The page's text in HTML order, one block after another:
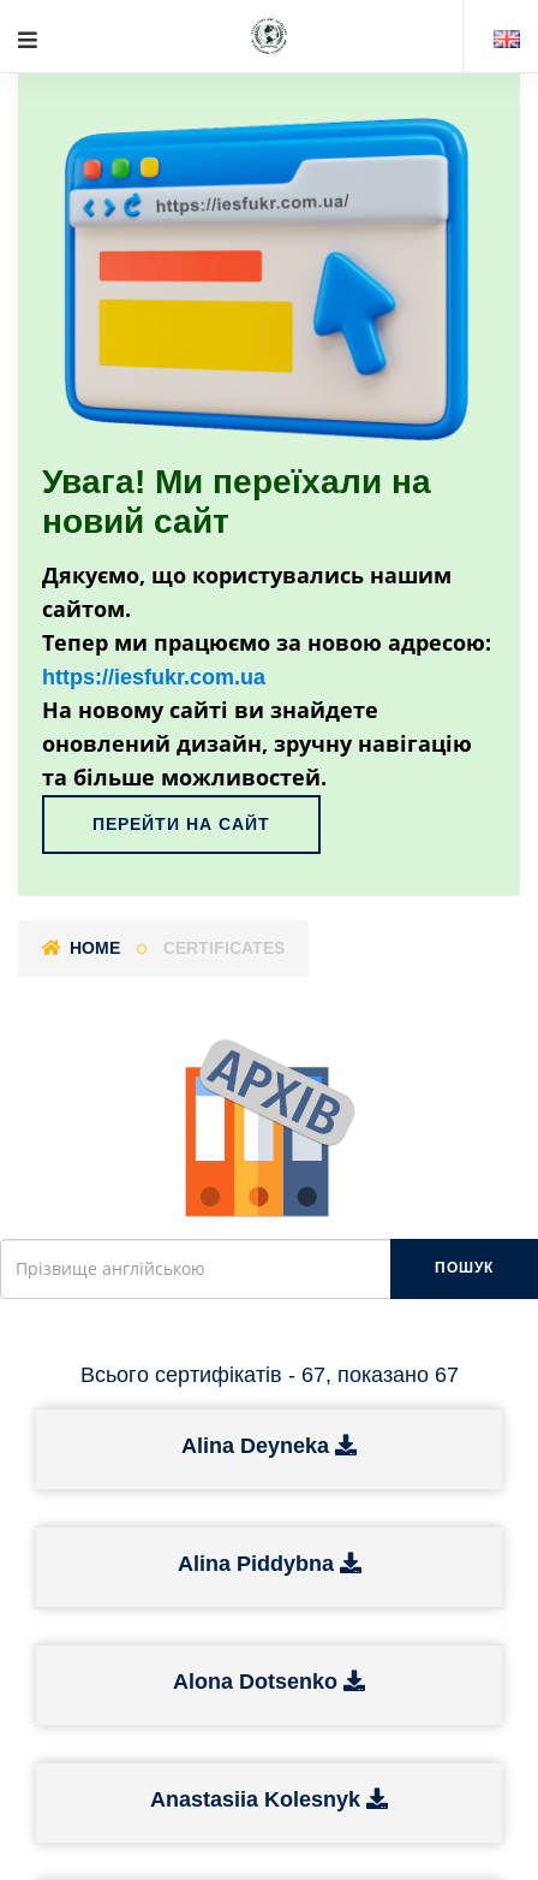
Увага! Ми переїхали на
новий сайт
Дякуємо, що користувались нашим
сайтом.
Тепер ми працюємо за новою адресою:
https://iesfukr.com.ua
На новому сайті ви знайдете
оновлений дизайн, зручну навігацію
та більше можливостей.
ПЕРЕЙТИ НА САЙТ
HOME CERTIFICATES
ПОШУК
Всього сертифікатів - 67, показано 67
Alina Deyneka
Alina Piddybna
Alona Dotsenko
Anastasiia Kolesnyk